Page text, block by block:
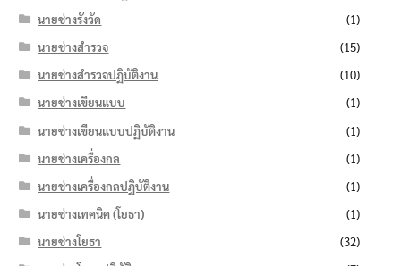
นายช่างรังวัด
(1)
นายช่างสำรวจ
(15)
นายช่างสำรวจปฏิบัติงาน
(10)
นายช่างเขียนแบบ
(1)
นายช่างเขียนแบบปฏิบัติงาน
(1)
นายช่างเครื่องกล
(1)
นายช่างเครื่องกลปฏิบัติงาน
(1)
นายช่างเทคนิค (โยธา)
(1)
นายช่างโยธา
(32)